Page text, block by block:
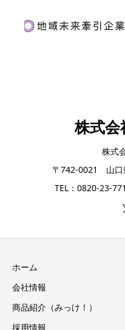
株式会
株式
〒742-0021 山口
TEL：0820-23-
ホーム
会社情報
商品紹介（みっけ！）
採用情報